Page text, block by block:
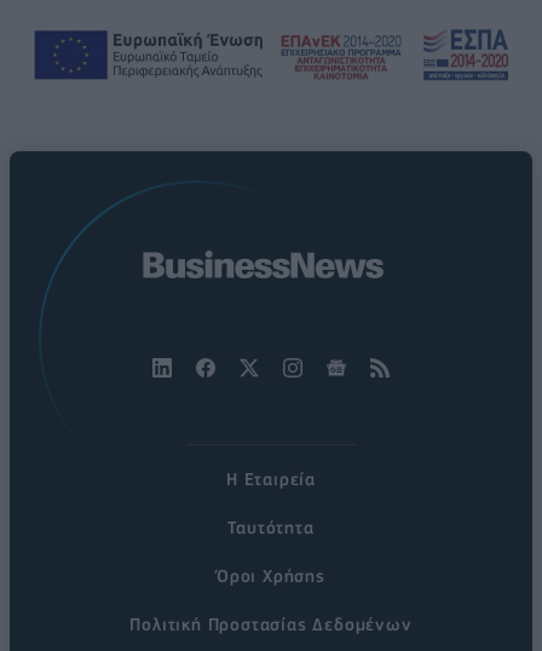
Η Εταιρεία
Ταυτότητα
Όροι Χρήσης
Πολιτική Προστασίας Δεδομένων